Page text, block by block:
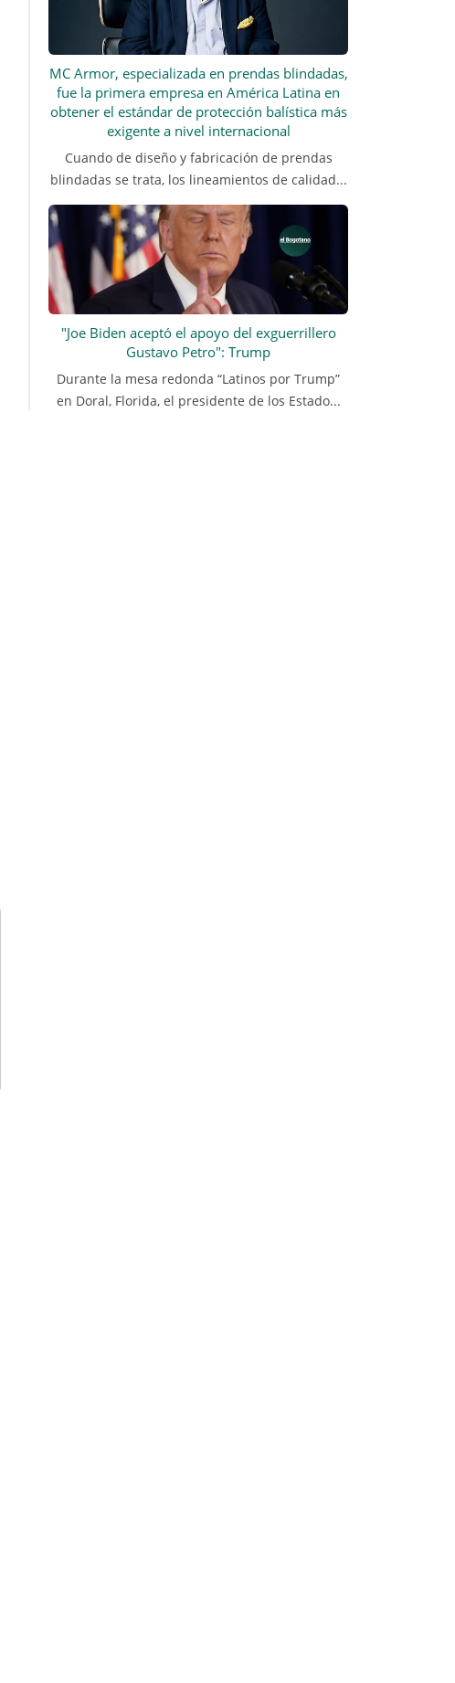
MC Armor, especializada en prendas blindadas,
fue la primera empresa en América Latina en
obtener el estándar de protección balística más
exigente a nivel internacional
Cuando de diseño y fabricación de prendas
blindadas se trata, los lineamientos de calidad...
"Joe Biden aceptó el apoyo del exguerrillero
Gustavo Petro": Trump
Durante la mesa redonda “Latinos por Trump”
en Doral, Florida, el presidente de los Estado...